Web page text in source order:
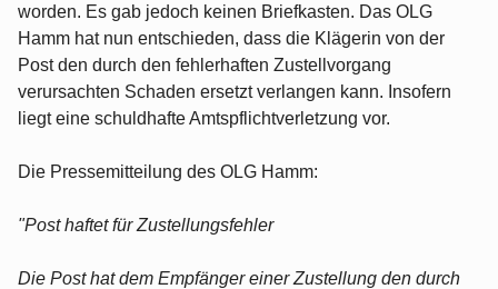
worden. Es gab jedoch keinen Briefkasten. Das OLG
Hamm hat nun entschieden, dass die Klägerin von der
Post den durch den fehlerhaften Zustellvorgang
verursachten Schaden ersetzt verlangen kann. Insofern
liegt eine schuldhafte Amtspflichtverletzung vor.
Die Pressemitteilung des OLG Hamm:
"Post haftet für Zustellungsfehler
Die Post hat dem Empfänger einer Zustellung den durch